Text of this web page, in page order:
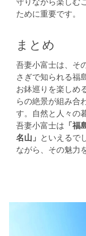
ために重要です。
まとめ
吾妻小富士は、そ
さぎで知られる福
お鉢巡りを楽しめ
らの絶景が組み合
す。自然と人々の
吾妻小富士は 「
名山」 といえるで
ながら、その魅力